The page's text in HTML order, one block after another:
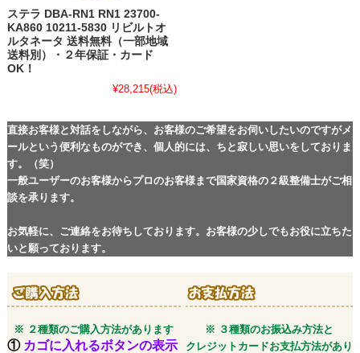
ステラ DBA-RN1 RN1 23700-
KA860 10211-5830 リビルトオ
ルタネータ 送料無料（一部地域
送料別）・２年保証・カード
OK！
¥28,215(税込)
直接お客様と対話をしながら、お客様のご希望をお伺いしたいのですがメ
ールという便利なものができ、個人的には、ちと寂しい思いをしておりま
す。（笑）
一般ユーザーのお客様からプロのお客様まで国家資格の２級整備士がご相
談を承ります。
お気軽に、ご連絡をお待ちしております。お客様の少しでもお役に立ちた
いと願っております。
※ ２種類のご購入方法があります
※ ３種類のお振込み方法と
クレジットカードお支払方法があり
① カゴに入れるボタンの表示